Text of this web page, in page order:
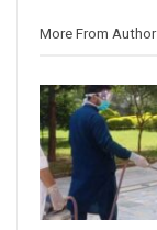
More From Author